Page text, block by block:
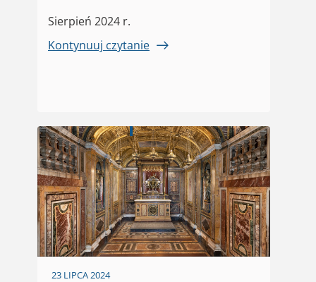
Sierpień 2024 r.
Kontynuuj czytanie
23 LIPCA 2024